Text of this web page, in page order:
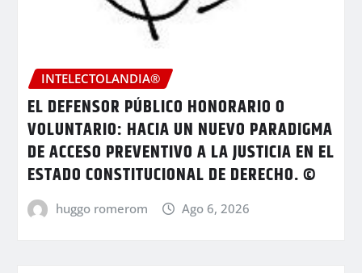
INTELECTOLANDIA®
EL DEFENSOR PÚBLICO HONORARIO O
VOLUNTARIO: HACIA UN NUEVO PARADIGMA
DE ACCESO PREVENTIVO A LA JUSTICIA EN EL
ESTADO CONSTITUCIONAL DE DERECHO. ©
huggo romerom Ago 6, 2026